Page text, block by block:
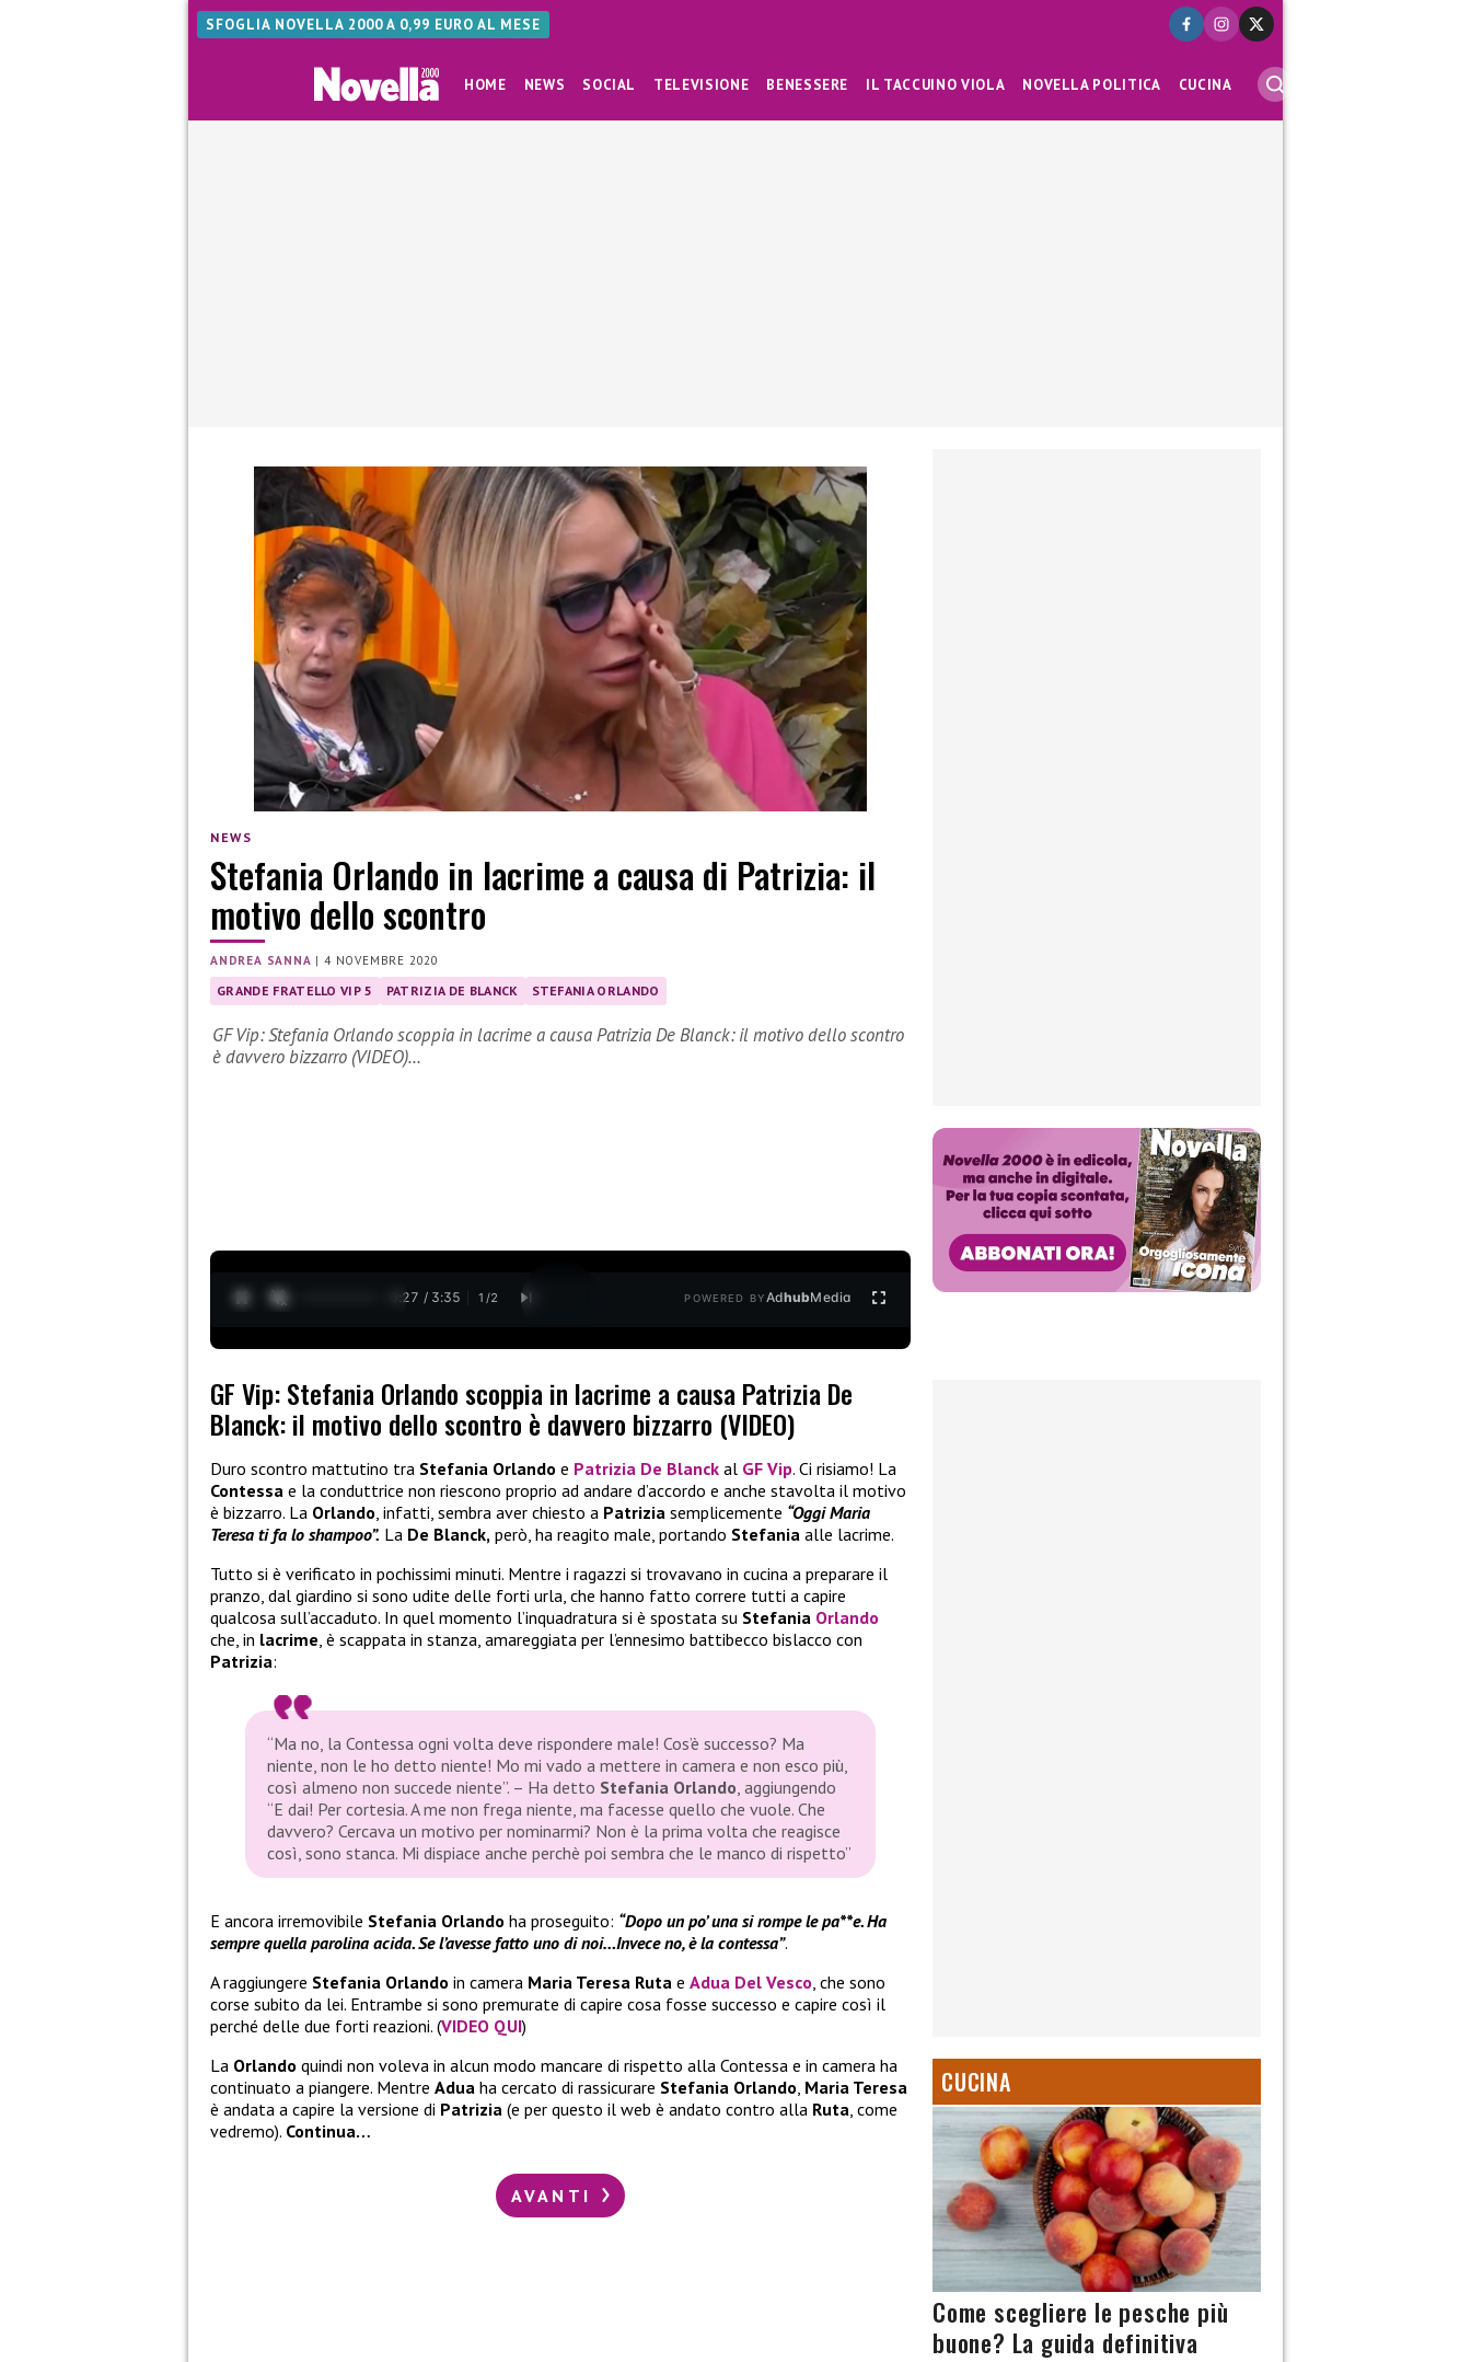
SFOGLIA NOVELLA 2000 A 0,99 EURO AL MESE
HOME NEWS SOCIAL TELEVISIONE BENESSERE IL TACCUINO VIOLA NOVELLA POLITICA CUCINA
NEWS
Stefania Orlando in lacrime a causa di Patrizia: il
motivo dello scontro
ANDREA SANNA |4 NOVEMBRE 2020
GRANDE FRATELLO VIP 5 PATRIZIA DE BLANCK STEFANIA ORLANDO
GF Vip: Stefania Orlando scoppia in lacrime a causa Patrizia De Blanck: il motivo dello scontro
è davvero bizzarro (VIDEO)…
0:28 / 3:35 1 /2 POWERED BYAdhubMedia
GF Vip: Stefania Orlando scoppia in lacrime a causa Patrizia De
Blanck: il motivo dello scontro è davvero bizzarro (VIDEO)
Duro scontro mattutino tra Stefania Orlando e Patrizia De Blanck al GF Vip. Ci risiamo! La
Contessa e la conduttrice non riescono proprio ad andare d’accordo e anche stavolta il motivo
è bizzarro. La Orlando, infatti, sembra aver chiesto a Patrizia semplicemente “Oggi Maria
Teresa ti fa lo shampoo”. La De Blanck, però, ha reagito male, portando Stefania alle lacrime.
Tutto si è verificato in pochissimi minuti. Mentre i ragazzi si trovavano in cucina a preparare il
pranzo, dal giardino si sono udite delle forti urla, che hanno fatto correre tutti a capire
qualcosa sull’accaduto. In quel momento l’inquadratura si è spostata su Stefania Orlando
che, in lacrime, è scappata in stanza, amareggiata per l’ennesimo battibecco bislacco con
Patrizia:
“Ma no, la Contessa ogni volta deve rispondere male! Cos’è successo? Ma
niente, non le ho detto niente! Mo mi vado a mettere in camera e non esco più,
così almeno non succede niente”. – Ha detto Stefania Orlando, aggiungendo
“E dai! Per cortesia. A me non frega niente, ma facesse quello che vuole. Che
davvero? Cercava un motivo per nominarmi? Non è la prima volta che reagisce
così, sono stanca. Mi dispiace anche perchè poi sembra che le manco di rispetto”
E ancora irremovibile Stefania Orlando ha proseguito: “Dopo un po’ una si rompe le pa**e. Ha
sempre quella parolina acida. Se l’avesse fatto uno di noi…Invece no, è la contessa”.
A raggiungere Stefania Orlando in camera Maria Teresa Ruta e Adua Del Vesco, che sono
corse subito da lei. Entrambe si sono premurate di capire cosa fosse successo e capire così il
perché delle due forti reazioni. (VIDEO QUI)
La Orlando quindi non voleva in alcun modo mancare di rispetto alla Contessa e in camera ha
continuato a piangere. Mentre Adua ha cercato di rassicurare Stefania Orlando, Maria Teresa
è andata a capire la versione di Patrizia (e per questo il web è andato contro alla Ruta, come
vedremo). Continua…
AVANTI
CUCINA
Come scegliere le pesche più
buone? La guida definitiva